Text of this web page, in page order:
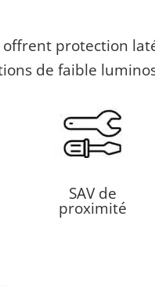
protection
de faible
SAV de
proximité